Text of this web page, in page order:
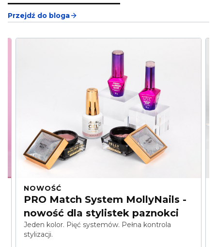
Przejdź do bloga
NOWOŚĆ
PRO Match System MollyNails -
nowość dla stylistek paznokci
Jeden kolor. Pięć systemów. Pełna kontrola
stylizacji.